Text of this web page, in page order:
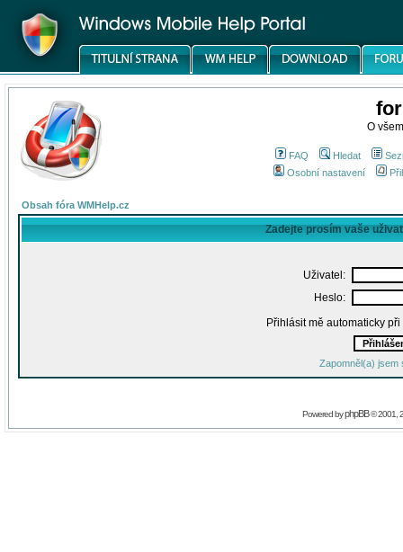
O
FAQ Hledat
Osobní nastavení
Obsah fóra WMHelp.cz
Zadejte prosím vaše
Uživatel:
Heslo:
Přihlásit mě automaticky
Zapomněl(a) jsem
Powered byphpBB© 2001,